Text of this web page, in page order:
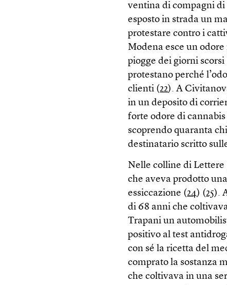
ventina di compagni di
esposto in strada un
protestare contro i
Modena esce un
piogge dei giorni scorsi
protestano perché
clienti (22). A
in un deposito di
forte odore di
scoprendo quaranta
destinatario scritto
Nelle colline di Lettere
che aveva prodotto
essiccazione (24) (25).
di 68 anni che
Trapani un
positivo al test
con sé la ricetta del
comprato la sostanza
che coltivava in una